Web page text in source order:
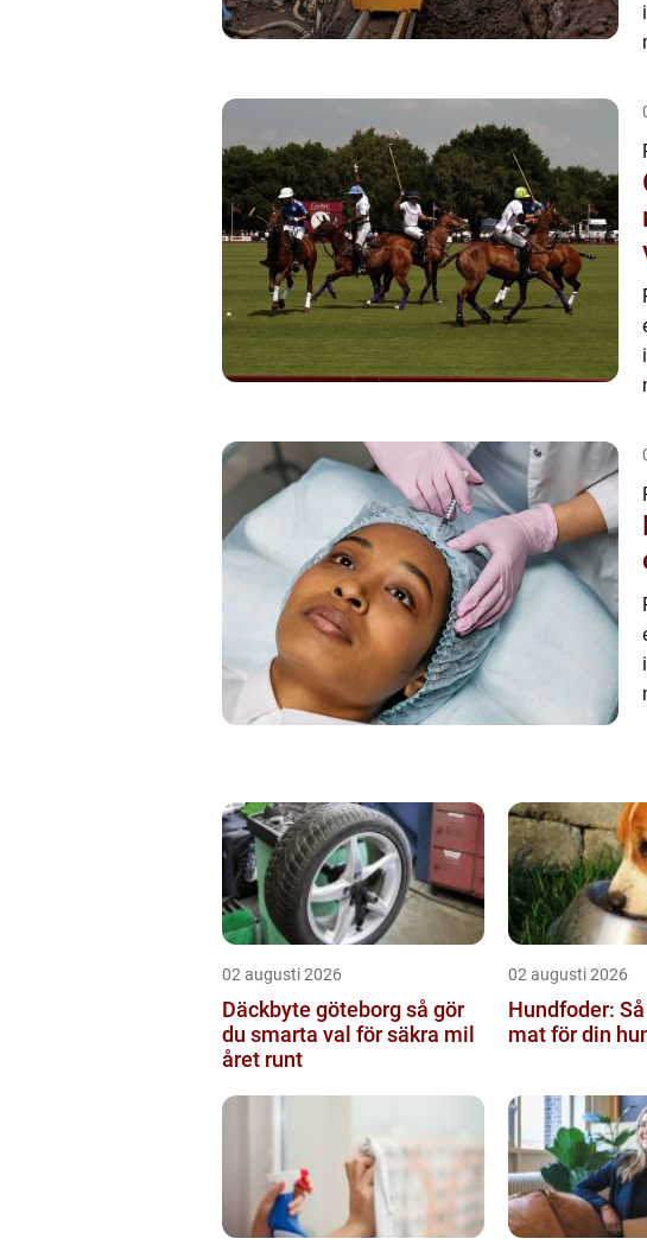
02 augusti 2026
Däckbyte göteborg så gör
du smarta val för säkra mil
året runt
02 augusti 2026
Hundfoder:
mat för din